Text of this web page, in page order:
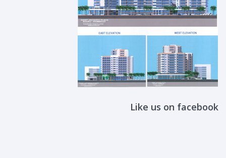
Like us on facebook